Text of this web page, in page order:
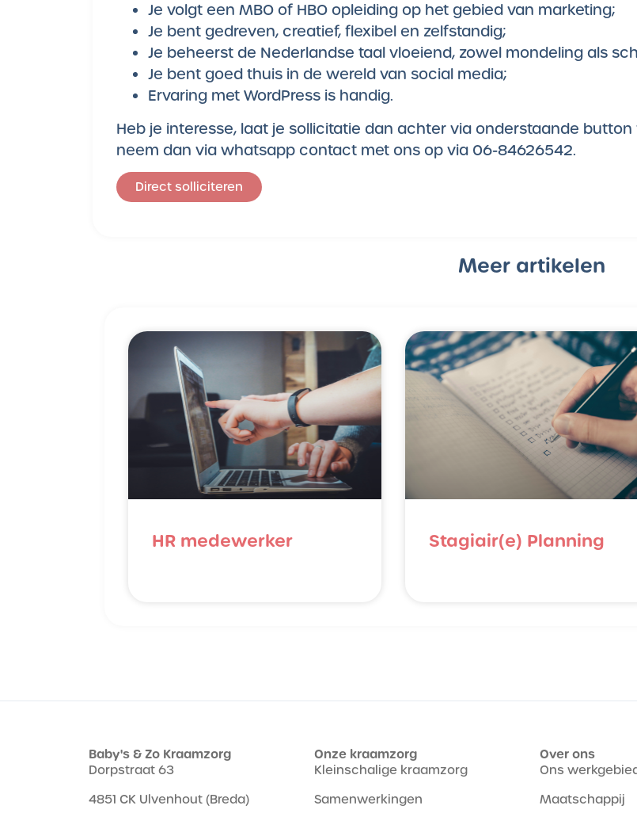
Je volgt een MBO of HBO opleiding op het gebied van marketing;
Je bent gedreven, creatief, flexibel en zelfstandig;
Je beheerst de Nederlandse taal vloeiend, zowel mondeling als
Je bent goed thuis in de wereld van social media;
Ervaring met WordPress is handig.
Heb je interesse, laat je sollicitatie dan achter via onderstaande
neem dan via whatsapp contact met ons op via 06-84626542.
Direct solliciteren
Meer artikelen
HR medewerker Stagiair(e) Planning
Baby's & Zo Kraamzorg
Dorpstraat 63
4851 CK Ulvenhout (Breda)
Onze kraamzorg
Kleinschalige kraamzorg
Samenwerkingen
Over ons
Ons
Maatschappij